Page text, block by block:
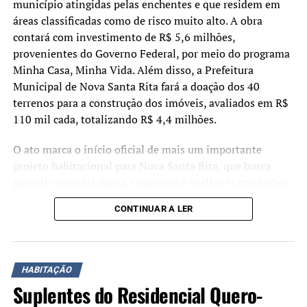
nascimento, certidão de casamento com devidas
averbações, quando for o caso)
Documento de identificação oficial com foto do
procurador igual ao informado na procuração
Atestado/laudo médico assinado por médico(a)
constando o CID-10 para casos de pessoas com
Comprovante de recebimento de BPC por integrante do
Comprovante de residência
Registro de denúncia/Boletim de ocorrência, nas
situações enquadradas na Lei Maria da Penha(Caso tenha
sido informado no CadÚnico)
município atingidas pelas enchentes e que residem em
áreas classificadas como de risco muito alto. A obra
contará com investimento de R$ 5,6 milhões,
provenientes do Governo Federal, por meio do programa
Minha Casa, Minha Vida. Além disso, a Prefeitura
Municipal de Nova Santa Rita fará a doação dos 40
terrenos para a construção dos imóveis, avaliados em R$
110 mil cada, totalizando R$ 4,4 milhões.
O ato marca o início oficial de mais um importante
projeto habitacional para Nova Santa Rita, que busca
de vida para famílias que sofreram com os impactos dos
eventos climáticos registrados nos últimos anos
As moradias serão destinadas especificamente a famílias
atingidas pelas enchentes que residem em áreas
identificadas pelo Mapa de Inundação elaborado pelo
Serviço Geológico do Brasil (SGB) e pela Cartografia de
CONTINUAR A LER
HABITAÇÃO
Suplentes do Residencial Quero-